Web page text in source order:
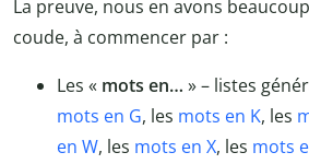
La preuve, nous en avons
coude, à commencer par :
Les « mots en… » – listes
mots en G, les mots en K, les
en W, les mots en X, les mots